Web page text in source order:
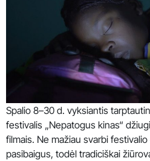
Spalio 8–30 d. vyksiantis
festivalis „Nepatogus kinas“
filmais. Ne mažiau svarbi
pasibaigus, todėl tradiciškai